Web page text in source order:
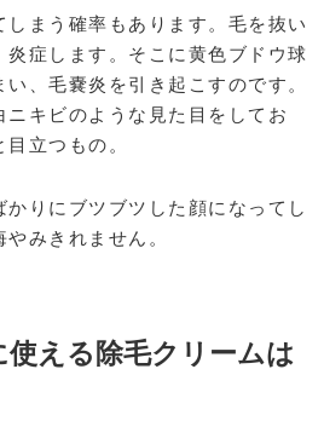
しまう確率もあります。毛を抜い
症します。そこに黄色ブドウ球
、毛嚢炎を引き起こすのです。
キビのような見た目をしてお
立つもの。
りにブツブツした顔になってし
みきれません。
使える除毛クリームは